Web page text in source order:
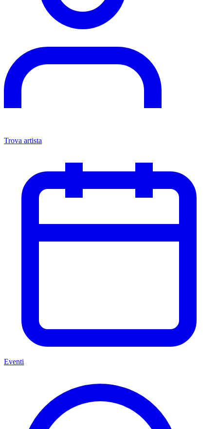
Trova artista
Eventi